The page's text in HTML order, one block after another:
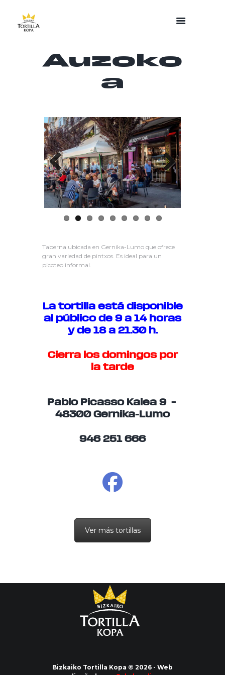
Auzoko
a
Previo
us
Next
Taberna ubicada en Gernika-Lumo que ofrece
gran variedad de pintxos. Es ideal para un
picoteo informal.
La tortilla está disponible
al público de 9 a 14 horas
y de 18 a 21.30 h.
Cierra los domingos por
la tarde
Pablo Picasso Kalea 9 –
48300 Gernika-Lumo
946 251 666
Ver más tortillas
Bizkaiko Tortilla Kopa © 2026 - Web